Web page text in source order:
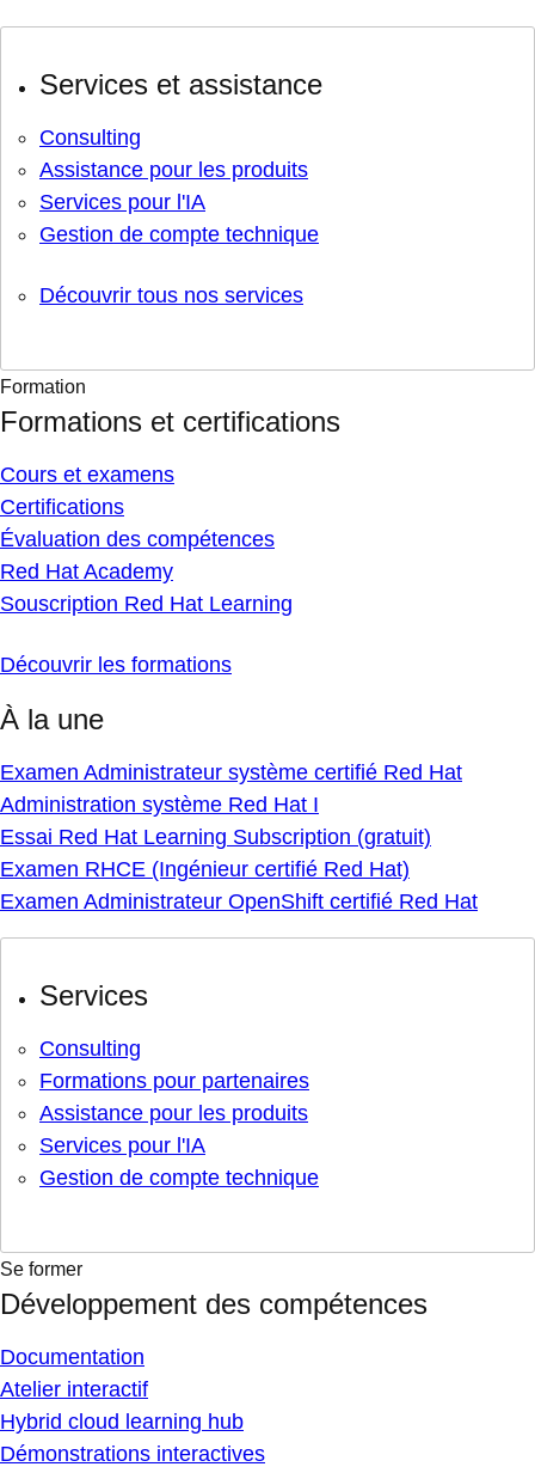
Services et assistance
Consulting
Assistance pour les produits
Services pour l'IA
Gestion de compte technique
Découvrir tous nos services
Formation
Formations et certifications
Cours et examens
Certifications
Évaluation des compétences
Red Hat Academy
Souscription Red Hat Learning
Découvrir les formations
À la une
Examen Administrateur système certifié Red Hat
Administration système Red Hat I
Essai Red Hat Learning Subscription (gratuit)
Examen RHCE (Ingénieur certifié Red Hat)
Examen Administrateur OpenShift certifié Red Hat
Services
Consulting
Formations pour partenaires
Assistance pour les produits
Services pour l'IA
Gestion de compte technique
Se former
Développement des compétences
Documentation
Atelier interactif
Hybrid cloud learning hub
Démonstrations interactives